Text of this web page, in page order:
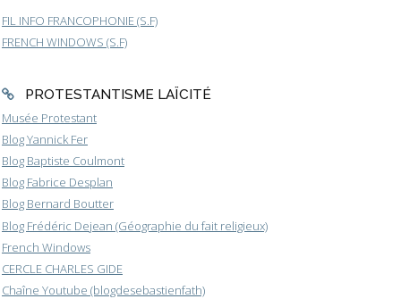
FIL INFO FRANCOPHONIE (S.F)
FRENCH WINDOWS (S.F)
PROTESTANTISME LAÏCITÉ
Musée Protestant
Blog Yannick Fer
Blog Baptiste Coulmont
Blog Fabrice Desplan
Blog Bernard Boutter
Blog Frédéric Dejean (Géographie du fait religieux)
French Windows
CERCLE CHARLES GIDE
Chaîne Youtube (blogdesebastienfath)